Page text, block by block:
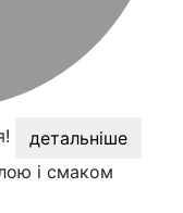
детальніше
і смаком